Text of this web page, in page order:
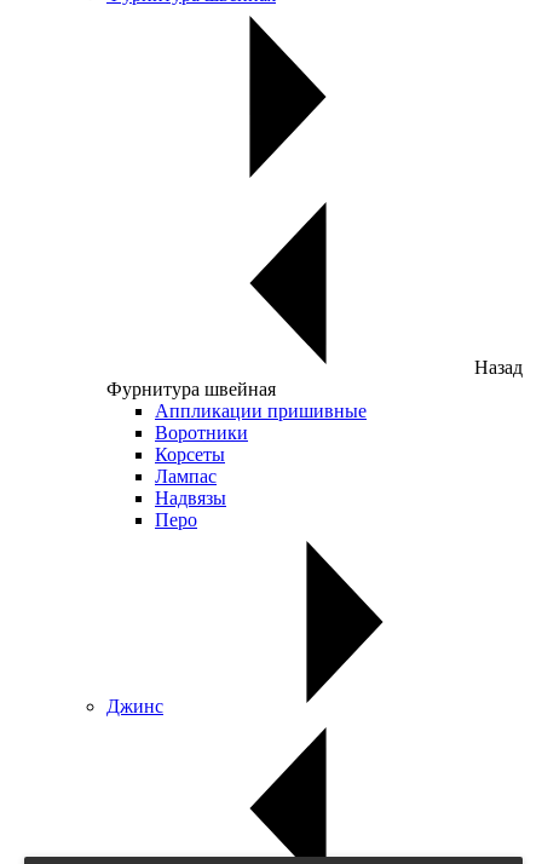
Назад
Фурнитура швейная
Аппликации пришивные
Воротники
Корсеты
Лампас
Надвязы
Перо
Джинс